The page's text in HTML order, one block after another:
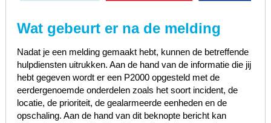
Wat gebeurt er na de melding
Nadat je een melding gemaakt hebt, kunnen de betreffende
hulpdiensten uitrukken. Aan de hand van de informatie die jij
hebt gegeven wordt er een P2000 opgesteld met de
eerdergenoemde onderdelen zoals het soort incident, de
locatie, de prioriteit, de gealarmeerde eenheden en de
opschaling. Aan de hand van dit beknopte bericht kan